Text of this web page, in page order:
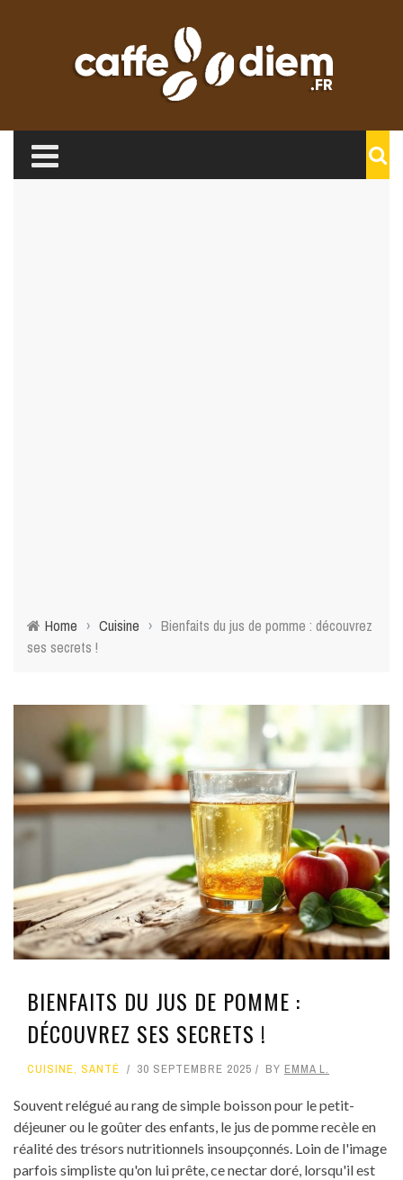
Home › Cuisine › Bienfaits du jus de pomme : découvrez
ses secrets !
BIENFAITS DU JUS DE POMME :
DÉCOUVREZ SES SECRETS !
CUISINE, SANTÉ 30 SEPTEMBRE 2025 BY EMMA L.
Souvent relégué au rang de simple boisson pour le petit-
déjeuner ou le goûter des enfants, le jus de pomme recèle en
réalité des trésors nutritionnels insoupçonnés. Loin de l'image
parfois simpliste qu'on lui prête, ce nectar doré, lorsqu'il est